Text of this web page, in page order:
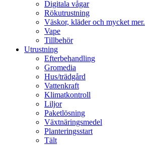
Digitala vågar
Rökutrustning
Väskor, kläder och mycket mer.
Vape
Tillbehör
Utrustning
Efterbehandling
Gromedia
Hus/trädgård
Vattenkraft
Klimatkontroll
Liljor
Paketlösning
Växtnäringsmedel
Planteringsstart
Tält